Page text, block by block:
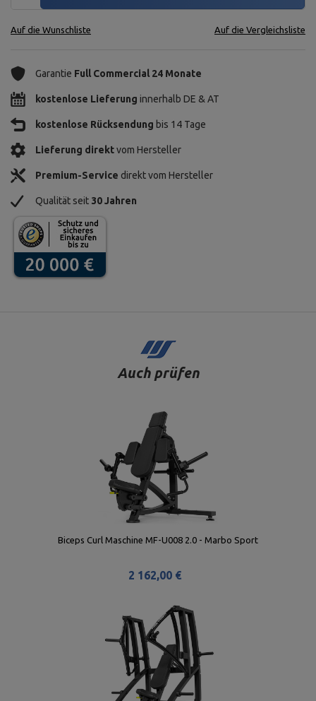
Auf die Wunschliste Auf die Vergleichsliste
Garantie Full Commercial 24 Monate
kostenlose Lieferung innerhalb DE & AT
kostenlose Rücksendung bis 14 Tage
Lieferung direktvom Hersteller
Premium-Service direkt vom Hersteller
Qualität seit 30 Jahren
Auch prüfen
Biceps Curl Maschine MF-U008 2.0 - Marbo Sport
2 162,00 €